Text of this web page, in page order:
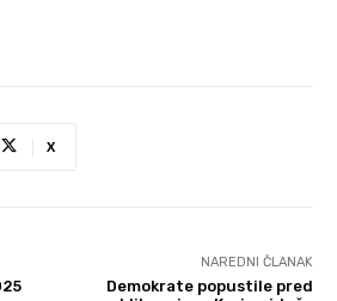
X
NAREDNI ČLANAK
Demokrate popustile pred